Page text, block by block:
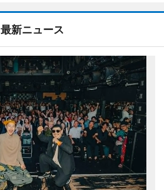
最新ニュース